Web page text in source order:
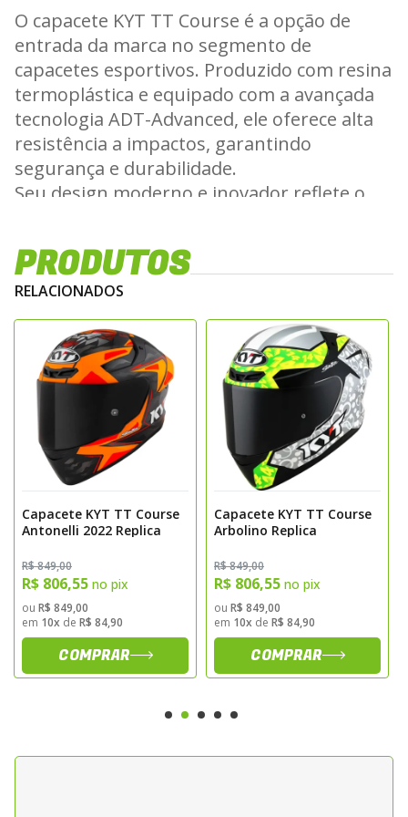
O capacete KYT TT Course é a opção de
entrada da marca no segmento de
capacetes esportivos. Produzido com resina
termoplástica e equipado com a avançada
tecnologia ADT-Advanced, ele oferece alta
resistência a impactos, garantindo
segurança e durabilidade.
Seu design moderno e inovador reflete o
aerodinâmica, testados em túnel de vento
para alcançar resultados superiores, sem
abrir mão da ergonomia.
Com um casco leve e compacto, o KYT TT
Course pesa cerca de 1450g, atendendo aos
mais rigorosos padrões de segurança
internacionais para capacetes.
Conforto, Praticidade e Inovação
no Dia a Dia
O modelo também se destaca por seu
mecanismo inovador de viseira, que
proporciona uma troca rápida e eficiente
graças ao sistema de travamento mecânico
intuitivo.
Seu forro tecnológico, removível e lavável, é
feito de tecidos macios e confortáveis,
garantindo conforto e praticidade no uso
quanto para passeios ocasionais com
PRODUTOS
RELACIONADOS
Capacete KYT TT Course
Antonelli 2022 Replica
R$ 849,00
R$ 806,55 no pix
ou R$ 849,00
em 10x de R$ 84,90
COMPRAR
Capacete KYT TT Course
Arbolino Replica
R$ 849,00
R$ 806,55 no pix
ou R$ 849,00
em 10x de R$ 84,90
COMPRAR